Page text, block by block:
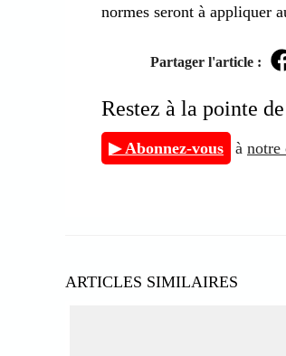
normes seront à appliquer
Partager l'article :
Restez à la pointe
▶ Abonnez-vous à notre
ARTICLES SIMILAIRES